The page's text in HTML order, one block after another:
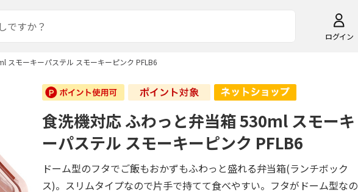
ログイン
スモーキーパステル スモーキーピンク PFLB6
食洗機対応 ふわっと弁当箱 530ml スモーキ
ーパステル スモーキーピンク PFLB6
ドーム型のフタでご飯もおかずもふわっと盛れる弁当箱(ランチボック
ス)。スリムタイプなので片手で持てて食べやすい。フタがドーム型なの